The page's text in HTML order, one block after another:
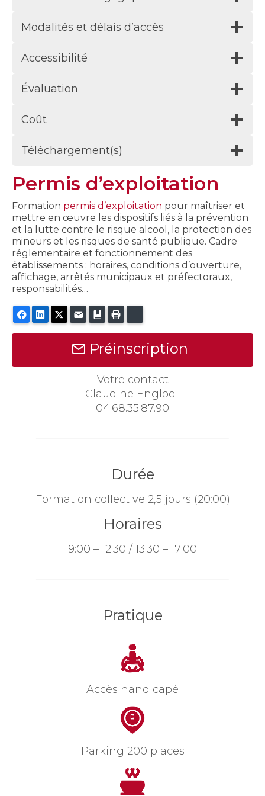
Modalités et délais d’accès
Accessibilité
Évaluation
Coût
Téléchargement(s)
Permis d’exploitation
Formation permis d’exploitation pour maîtriser et
mettre en œuvre les dispositifs liés à la prévention
et la lutte contre le risque alcool, la protection des
mineurs et les risques de santé publique. Cadre
réglementaire et fonctionnement des
établissements : horaires, conditions d’ouverture,
affichage, arrêtés municipaux et préfectoraux,
responsabilités…
FacebookLinkedIn E-mail Marque-page
Préinscription
Votre contact
Claudine Engloo :
04.68.35.87.90
Durée
Formation collective 2,5 jours (20:00)
Horaires
9:00 – 12:30 / 13:30 – 17:00
Pratique
Accès handicapé
Parking 200 places